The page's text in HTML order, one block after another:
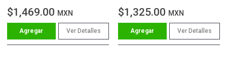
$1,469.00 MXN
Ver Detalles
$1,325.00 MXN
Ver Detalles